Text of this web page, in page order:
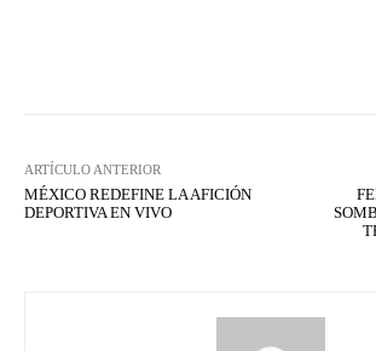
ARTÍCULO ANTERIOR
MÉXICO REDEFINE LA AFICIÓN
DEPORTIVA EN VIVO